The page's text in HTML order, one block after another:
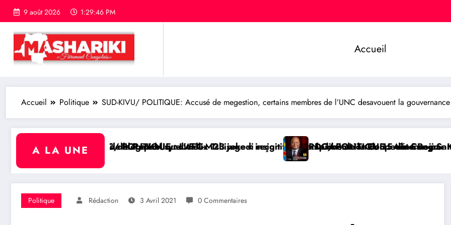
9 août 2026 1:29:47 PM
Accueil
Accueil Politique SUD-KIVU/ POLITIQUE: Accusé de megestion, certains membres de l’UNC desavouent la
A LA UNE
syndicale
: Félix Tshisekedi reçoit les champions de la Coupe du Congo
: L’AFC-M23 juge « insignifiante » la libération de 15 détenus par Kinshasa
RDC/ POLITIQUE : Aimé Boji Sangara, une voix forte au
BUKAVU/
Politique Rédaction 3 Avril 2021 0 Commentaires